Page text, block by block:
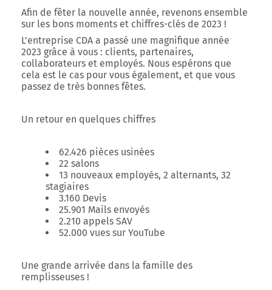
Afin de fêter la nouvelle année, revenons ensemble
sur les bons moments et chiffres-clés de 2023 !
L’entreprise CDA a passé une magnifique année
2023 grâce à vous : clients, partenaires,
collaborateurs et employés. Nous espérons que
cela est le cas pour vous également, et que vous
passez de très bonnes fêtes.
Un retour en quelques chiffres
62.426 pièces usinées
22 salons
13 nouveaux employés, 2 alternants, 32
stagiaires
3.160 Devis
25.901 Mails envoyés
2.210 appels SAV
52.000 vues sur YouTube
Une grande arrivée dans la famille des
remplisseuses !